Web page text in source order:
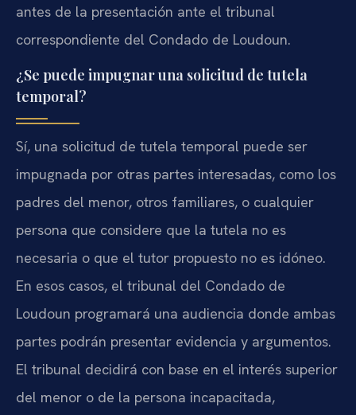
antes de la presentación ante el tribunal
correspondiente del Condado de Loudoun.
¿Se puede impugnar una solicitud de tutela
temporal?
Sí, una solicitud de tutela temporal puede ser
impugnada por otras partes interesadas, como los
padres del menor, otros familiares, o cualquier
persona que considere que la tutela no es
necesaria o que el tutor propuesto no es idóneo.
En esos casos, el tribunal del Condado de
Loudoun programará una audiencia donde ambas
partes podrán presentar evidencia y argumentos.
El tribunal decidirá con base en el interés superior
del menor o de la persona incapacitada,